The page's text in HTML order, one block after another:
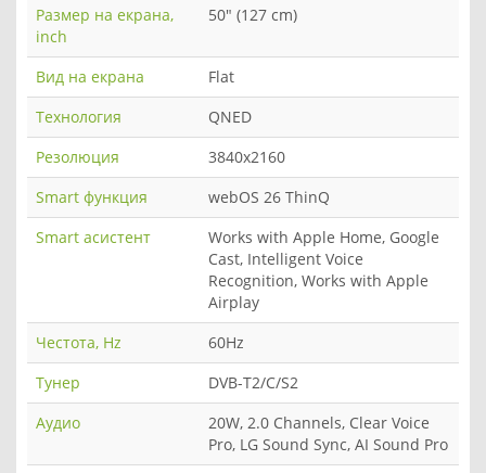
Размер на екрана,
inch
50" (127 cm)
Вид на екрана
Flat
Технология
QNED
Резолюция
3840x2160
Smart функция
webOS 26 ThinQ
Smart асистент
Works with Apple Home, Google
Cast, Intelligent Voice
Recognition, Works with Apple
Airplay
Честота, Hz
60Hz
Тунер
DVB-T2/C/S2
Аудио
20W, 2.0 Channels, Clear Voice
Pro, LG Sound Sync, AI Sound Pro